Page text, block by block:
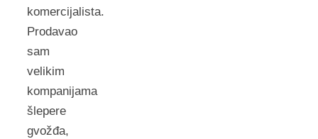
komercijalista.
Prodavao
sam
velikim
kompanijama
šlepere
gvožđa,